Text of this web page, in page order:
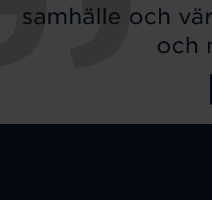
samhälle och
och